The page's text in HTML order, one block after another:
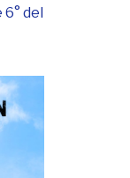
6° del